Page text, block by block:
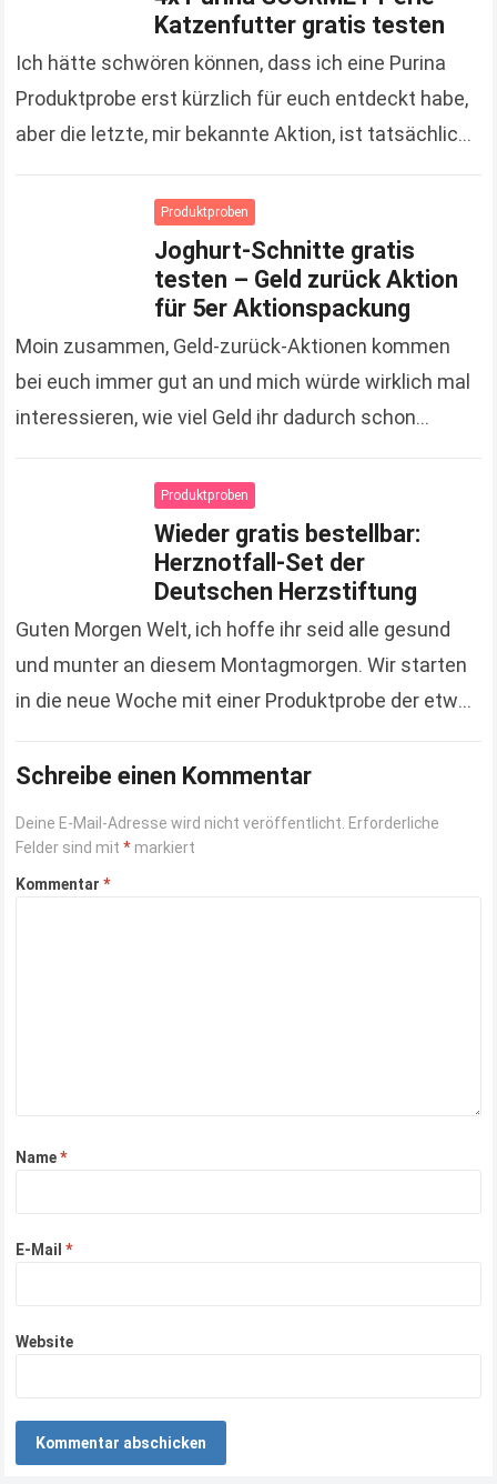
Katzenfutter gratis testen
Ich hätte schwören können, dass ich eine Purina
Produktprobe erst kürzlich für euch entdeckt habe,
aber die letzte, mir bekannte Aktion, ist tatsächlich
Produktproben
Joghurt-Schnitte gratis
testen – Geld zurück Aktion
für 5er Aktionspackung
Moin zusammen, Geld-zurück-Aktionen kommen
bei euch immer gut an und mich würde wirklich mal
interessieren, wie viel Geld ihr dadurch schon
Unsummen, die…Read more
Produktproben
Wieder gratis bestellbar:
Herznotfall-Set der
Deutschen Herzstiftung
Guten Morgen Welt, ich hoffe ihr seid alle gesund
und munter an diesem Montagmorgen. Wir starten
in die neue Woche mit einer Produktprobe der etwas
Schreibe einen Kommentar
Deine E-Mail-Adresse wird nicht veröffentlicht. Erforderliche
Felder sind mit* markiert
Kommentar*
Name*
E-Mail*
Website